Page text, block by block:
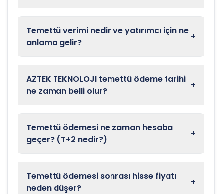
Temettü verimi nedir ve yatırımcı için ne
anlama gelir?
+
AZTEK TEKNOLOJI temettü ödeme tarihi
ne zaman belli olur?
+
Temettü ödemesi ne zaman hesaba
geçer? (T+2 nedir?)
+
Temettü ödemesi sonrası hisse fiyatı
neden düşer?
+